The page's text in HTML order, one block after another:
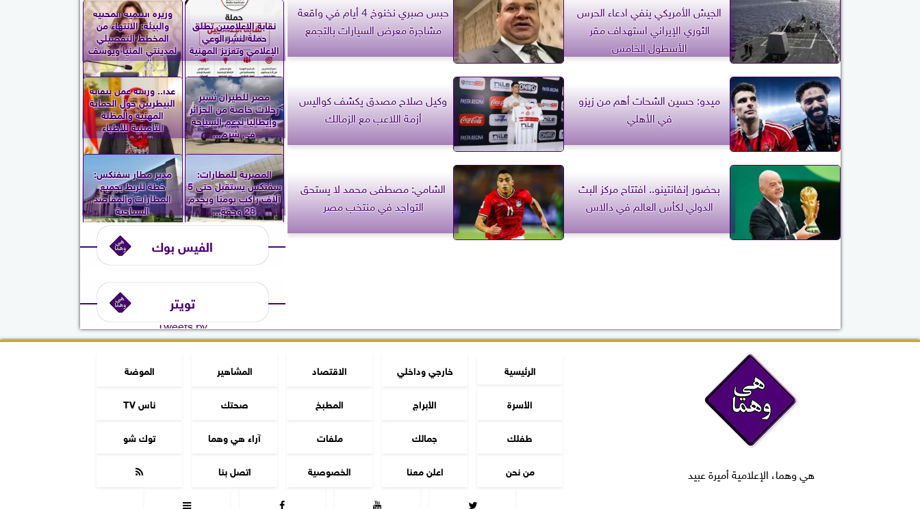
الجيش الأمريكي ينفي ادعاء الحرس
الثوري الإيراني استهداف مقر
الأسطول الخامس
حبس صبري نخنوخ 4 أيام في واقعة
مشاجرة معرض السيارات بالتجمع
ميدو: حسين الشحات أهم من زيزو
في الأهلي
وكيل صلاح مصدق يكشف كواليس
أزمة اللاعب مع الزمالك
بحضور إنفانتينو.. افتتاح مركز البث
الدولي لكأس العالم في دالاس
الشامي: مصطفى محمد لا يستحق
التواجد في منتخب مصر
نقابة الإعلاميين تطلق
حملة لنشر الوعي
الإعلامي وتعزيز المهنية
وزيرة التنمية المحلية
والبيئة: الانتهاء من
المخطط التفصيلي
لمدينتي المنيا ويوسف
الصديق...
مصر للطيران تُسير
رحلات خاصة من الجزائر
وإيطاليا لدعم السياحة
في شرم...
غدا.. ورشة عمل بنقابة
البيطريين حول الحماية
المهنية والمظلة
التأمينية للأطباء
العاملين...
المصرية للمطارات:
سفنكس يستقبل حتى 5
آلاف راكب يوميًا ويخدم
28 وجهة...
مدير مطار سفنكس:
خطة للربط بجميع
المطارات والمقاصد
السياحية
الفيس بوك
تويتر
Tweets by
هي وهما، الإعلامية أميرة عبيد
الرئيسية خارجي وداخلي الاقتصاد المشاهير
الموضة
الأسرة
الأبراج المطبخ صحتك
ناس TV
طفلك
جمالك ملفات آراء هي وهما
توك شو
من نحن
اعلن معنا الخصوصية اتصل بنا




